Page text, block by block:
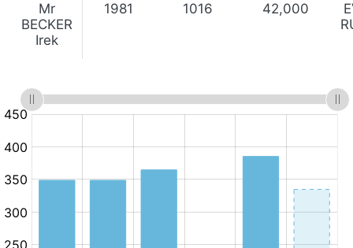
Mr
BECKER
Irek
1981 1016 42,000
Minutes
10.km/h